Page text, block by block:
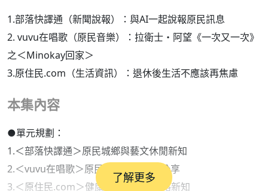
1.部落快譯通（新聞說報）：與AI一起說報原民訊息
2. vuvu在唱歌（原民音樂）：拉衛士・阿望《一次又一次》
之＜Minokay回家＞
3.原住民.com（生活資訊）：退休後生活不應該再焦慮
本集內容
●單元規劃：
1.＜部落快譯通＞原民城鄉與藝文休閒新知
2.＜vuvu在唱歌＞原民族語原創歌曲分享
3.＜原住民.com＞健康衛生保健與網路新知
了解更多